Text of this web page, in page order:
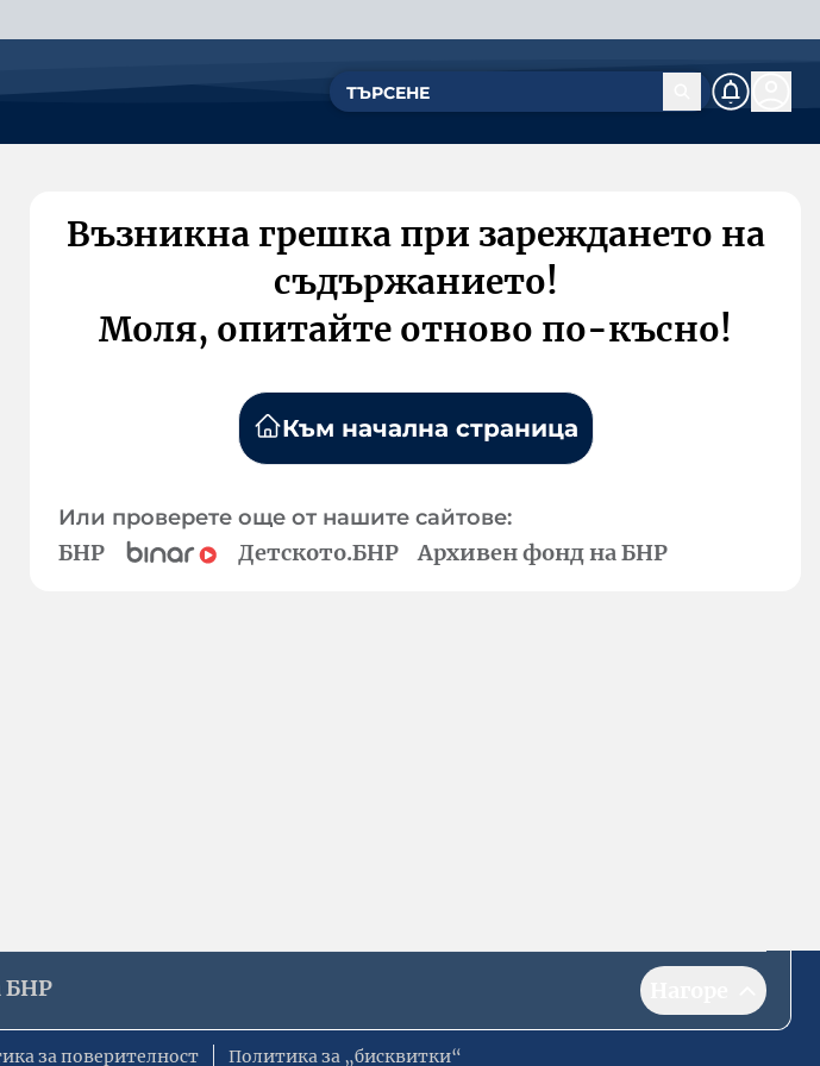
Възникна грешка при зареждането на
съдържанието!
Моля, опитайте отново по-късно!
Към начална страница
Или проверете още от нашите сайтове:
БНР Детското.БНР Архивен фонд на БНР
БНР
за поверителност Политика за „бисквитки“